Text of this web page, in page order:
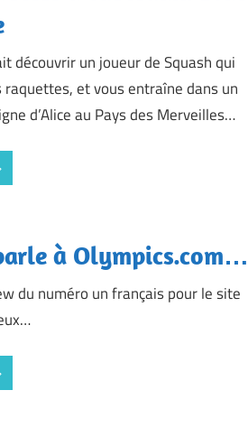
découvrir un joueur de Squash qui
et vous entraîne dans un
d’Alice au Pays des Merveilles…
à
du numéro un français pour le site